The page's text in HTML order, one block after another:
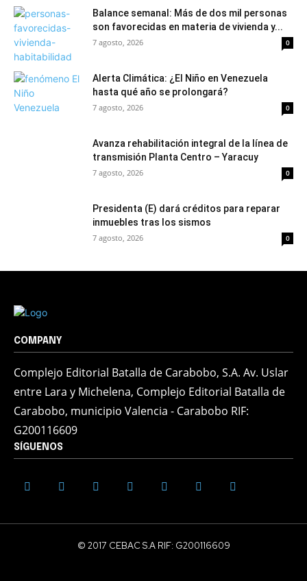
Balance semanal: Más de dos mil personas
son favorecidas en materia de vivienda y...
7 agosto, 2026 0
Alerta Climática: ¿El Niño en Venezuela
hasta qué año se prolongará?
7 agosto, 2026 0
Avanza rehabilitación integral de la línea de
transmisión Planta Centro – Yaracuy
7 agosto, 2026 0
Presidenta (E) dará créditos para reparar
inmuebles tras los sismos
7 agosto, 2026 0
COMPANY
Complejo Editorial Batalla de Carabobo, S.A. Av. Uslar
entre Lara y Michelena, Complejo Editorial Batalla de
Carabobo, municipio Valencia - Carabobo RIF:
G200116609
SÍGUENOS
© 2017 CEBAC S.A RIF: G200116609